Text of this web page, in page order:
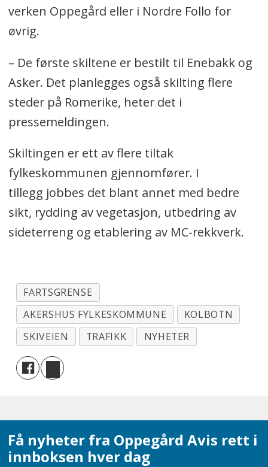
verken Oppegård eller i Nordre Follo for
øvrig.
– De første skiltene er bestilt til Enebakk og
Asker. Det planlegges også skilting flere
steder på Romerike, heter det i
pressemeldingen.
Skiltingen er ett av flere tiltak
fylkeskommunen gjennomfører. I
tillegg jobbes det blant annet med bedre
sikt, rydding av vegetasjon, utbedring av
sideterreng og etablering av MC-rekkverk.
FARTSGRENSE
AKERSHUS FYLKESKOMMUNE
KOLBOTN
SKIVEIEN
TRAFIKK NYHETER
Få nyheter fra Oppegård Avis rett i
innboksen hver dag